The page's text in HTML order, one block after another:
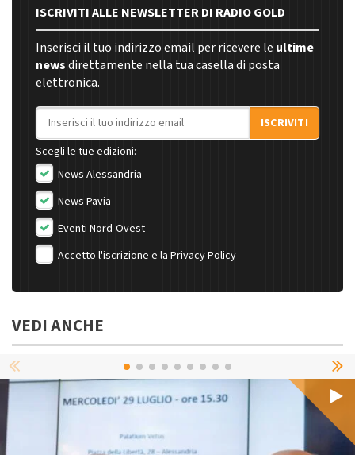
ISCRIVITI ALLE NEWSLETTER DI RADIO GOLD
Inserisci il tuo indirizzo email per ricevere le ultime
newsdirettamente nella tua casella di posta
elettronica.
Indirizzo email
ISCRIVITI
Scegli le tue edizioni:
News Alessandria
News Pavia
Eventi Nord-Ovest
Accetto l'iscrizione e la Privacy Policy
VEDI ANCHE